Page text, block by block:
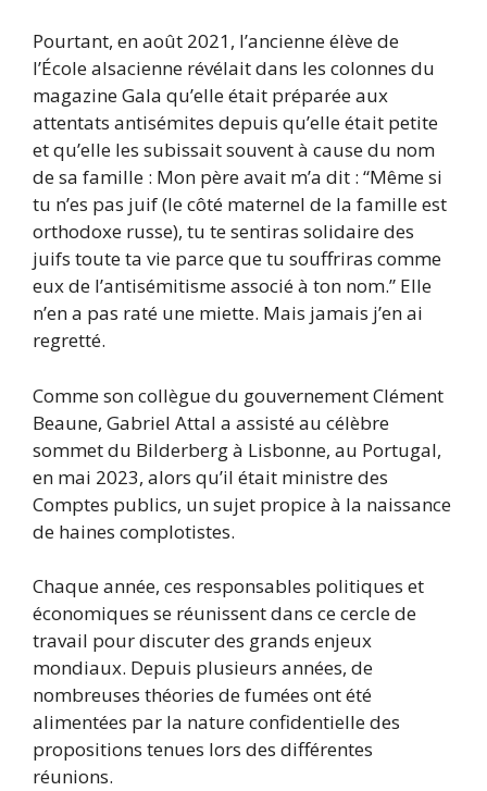
Pourtant, en août 2021, l’ancienne élève de
l’École alsacienne révélait dans les colonnes du
magazine Gala qu’elle était préparée aux
attentats antisémites depuis qu’elle était petite
et qu’elle les subissait souvent à cause du nom
de sa famille : Mon père avait m’a dit : “Même si
tu n’es pas juif (le côté maternel de la famille est
orthodoxe russe), tu te sentiras solidaire des
juifs toute ta vie parce que tu souffriras comme
eux de l’antisémitisme associé à ton nom.” Elle
n’en a pas raté une miette. Mais jamais j’en ai
regretté.
Comme son collègue du gouvernement Clément
Beaune, Gabriel Attal a assisté au célèbre
sommet du Bilderberg à Lisbonne, au Portugal,
en mai 2023, alors qu’il était ministre des
Comptes publics, un sujet propice à la naissance
de haines complotistes.
Chaque année, ces responsables politiques et
économiques se réunissent dans ce cercle de
travail pour discuter des grands enjeux
mondiaux. Depuis plusieurs années, de
nombreuses théories de fumées ont été
alimentées par la nature confidentielle des
propositions tenues lors des différentes
réunions.